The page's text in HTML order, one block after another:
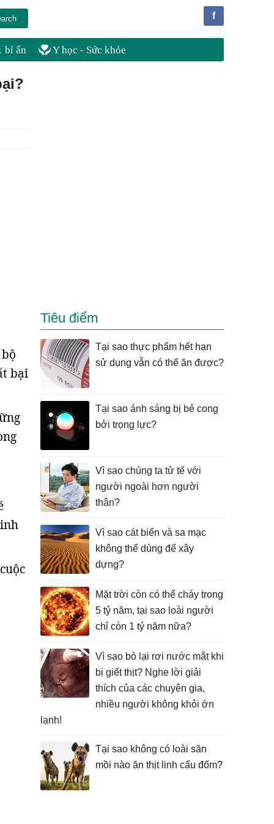
f
bí ẩn Y học - Sức khỏe
bại
Tiêu điểm
Tại sao thực phẩm hết hạn
sử dụng vẫn có thể ăn được?
Tại sao ánh sáng bị bẻ cong
bởi trọng lực?
Vì sao chúng ta tử tế với
người ngoài hơn người
thân?
Vì sao cát biển và sa mạc
không thể dùng để xây
dựng?
Mặt trời còn có thể cháy trong
5 tỷ năm, tại sao loài người
chỉ còn 1 tỷ năm nữa?
Vì sao bò lại rơi nước mắt khi
bị giết thịt? Nghe lời giải
thích của các chuyên gia,
nhiều người không khỏi ớn
lạnh!
Tại sao không có loài săn
mồi nào ăn thịt linh cẩu đốm?